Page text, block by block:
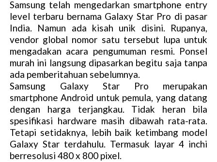
Samsung telah mengedarkan smartphone entry
level terbaru bernama Galaxy Star Pro di pasar
India. Namun ada kisah unik disini. Rupanya,
vendor global nomor satu tersebut lupa untuk
mengadakan acara pengumuman resmi. Ponsel
murah ini langsung dipasarkan begitu saja tanpa
ada pemberitahuan sebelumnya.
Samsung Galaxy Star Pro merupakan
smartphone Android untuk pemula, yang datang
dengan harga terjangkau. Tidak heran bila
spesifikasi hardware masih dibawah rata-rata.
Tetapi setidaknya, lebih baik ketimbang model
Galaxy Star terdahulu. Termasuk layar 4 inchi
berresolusi 480 x 800 pixel.